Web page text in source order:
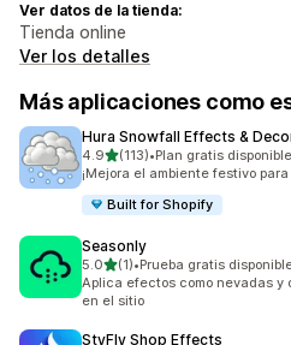
Ver datos de la tienda:
Tienda online
Ver los detalles
Más aplicaciones como
Hura Snowfall Effects &
4.9de 5 estrellas
(113)
113 reseñas en total
•Plan gratis disponible
¡Mejora el ambiente festivo
Built for Shopify
Seasonly
5.0de 5 estrellas
(1)
1 reseñas en total
•Prueba gratis
Aplica efectos como nevadas
en el sitio
StyFly Shop Effects